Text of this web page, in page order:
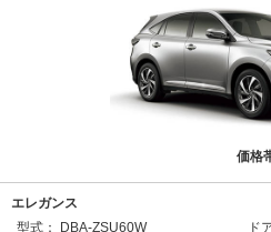
価格
エレガンス
型式：
DBA-ZSU60W ド